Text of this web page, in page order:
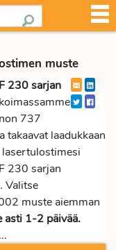
muste
230 sarjan
737
takaavat laadukkaan
230 sarjan
Valitse
muste aiemman
1-2 päivää.
...